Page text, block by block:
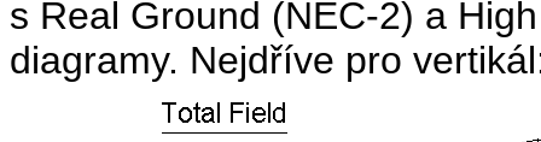
s Real Ground (NEC-2) a
diagramy. Nejdříve pro